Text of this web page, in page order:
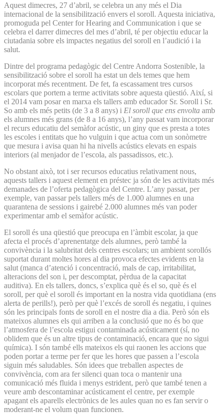
Aquest dimecres, 27 d’abril, se celebra un any més el Dia
internacional de la sensibilització envers el soroll. Aquesta iniciativa,
promoguda pel Center for Hearing and Communication i que se
celebra el darrer dimecres del mes d’abril, té per objectiu educar la
ciutadania sobre els impactes negatius del soroll en l’audició i la
salut.
Dintre del programa pedagògic del Centre Andorra Sostenible, la
sensibilització sobre el soroll ha estat un dels temes que hem
incorporat més recentment. De fet, fa escassament tres cursos
escolars que portem a terme activitats sobre aquesta qüestió. Així, si
el 2014 vam posar en marxa els tallers amb educador Sr. Soroll i Sr.
So amb els més petits (de 3 a 8 anys) i El soroll que ens envolta amb
els alumnes més grans (de 8 a 16 anys), l’any passat vam incorporar
el recurs educatiu del semàfor acústic, un giny que es presta a totes
les escoles i entitats que ho vulguin i que actua com un sonòmetre
que mesura i avisa quan hi ha nivells acústics elevats en espais
interiors (al menjador de l’escola, als passadissos, etc.).
No obstant això, tot i ser recursos educatius relativament nous,
aquests tallers i aquest element en préstec ja són de les activitats més
demanades de l’oferta pedagògica del Centre. L’any passat, per
exemple, van passar pels tallers més de 1.000 alumnes en una
quarantena de sessions i gairebé 2.000 alumnes més van poder
experimentar amb el semàfor acústic.
El soroll és una qüestió que preocupa en l’àmbit escolar, ja que
afecta el procés d’aprenentatge dels alumnes, però també la
convivència i la salubritat dels centres escolars; un ambient sorollós
suportat durant moltes hores al dia provoca efectes evidents en la
salut (manca d’atenció i concentració, mals de cap, irritabilitat,
alteracions del son i, per descomptat, pèrdua de la capacitat
auditiva). En els tallers, doncs, s’explica què és el so, què és el
soroll, per què el soroll és important en la nostra vida quotidiana (ens
alerta de perills!), però per què l’excés de soroll és negatiu, i quines
són les principals fonts de soroll en el nostre dia a dia. Però són els
mateixos alumnes els qui arriben a la conclusió que no és bo que
l’atmosfera de l’escola estigui contaminada acústicament (sí, no
oblidem que és un altre tipus de contaminació, encara que no sigui
química). I són també ells mateixos els qui raonen les accions que
poden portar a terme per fer que les hores que passen a l’escola
siguin més saludables. Són idees que treballen aspectes de
convivència, com ara fer silenci quan toca o mantenir una
comunicació més fluida i menys estrident, però que també tenen a
veure amb descontaminar acústicament el centre, per exemple
apagant els aparells electrònics de les aules quan no es fan servir o
moderant-ne el volum quan funcionen.